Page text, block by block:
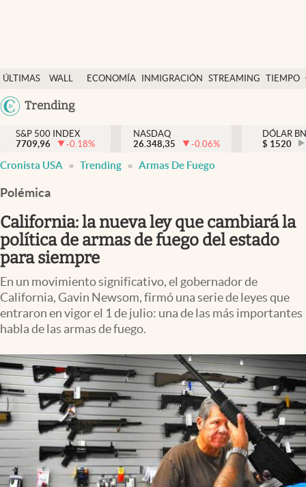
ÚLTIMAS
NOTICIAS
WALL
DÓLAR
ECONOMÍA INMIGRACIÓN STREAMING TIEMPO
México
Trending
Finanzas y economía
Wall Street y dólar
Inmigración
Espiritual
Streaming
PC y mobile
Lifestyle
S&P 500 INDEX
7709,96
-0.18%
NASDAQ
26.348,35
-0.06%
DÓLAR
$ 1520
Cronista USA Trending Armas De Fuego
Polémica
California: la nueva ley que cambiará la
política de armas de fuego del estado
para siempre
En un movimiento significativo, el gobernador de
California, Gavin Newsom, firmó una serie de leyes que
entraron en vigor el 1 de julio: una de las más importantes
habla de las armas de fuego.